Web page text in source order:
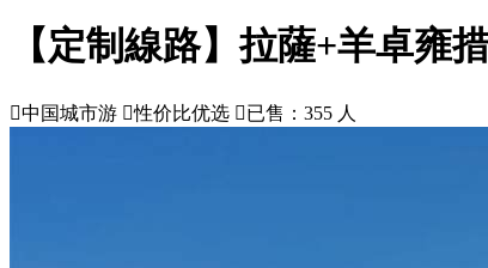
【定制線路】拉薩+羊卓雍
中国城市游 性价比优选 已售：355 人